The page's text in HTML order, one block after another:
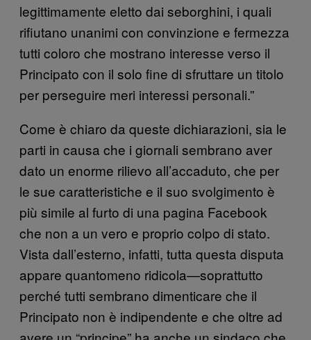
legittimamente eletto dai seborghini, i quali
rifiutano unanimi con convinzione e fermezza
tutti coloro che mostrano interesse verso il
Principato con il solo fine di sfruttare un titolo
per perseguire meri interessi personali.”
Come è chiaro da queste dichiarazioni, sia le
parti in causa che i giornali sembrano aver
dato un enorme rilievo all’accaduto, che per
le sue caratteristiche e il suo svolgimento è
più simile al furto di una pagina Facebook
che non a un vero e proprio colpo di stato.
Vista dall’esterno, infatti, tutta questa disputa
appare quantomeno ridicola—soprattutto
perché tutti sembrano dimenticare che il
Principato non è indipendente e che oltre ad